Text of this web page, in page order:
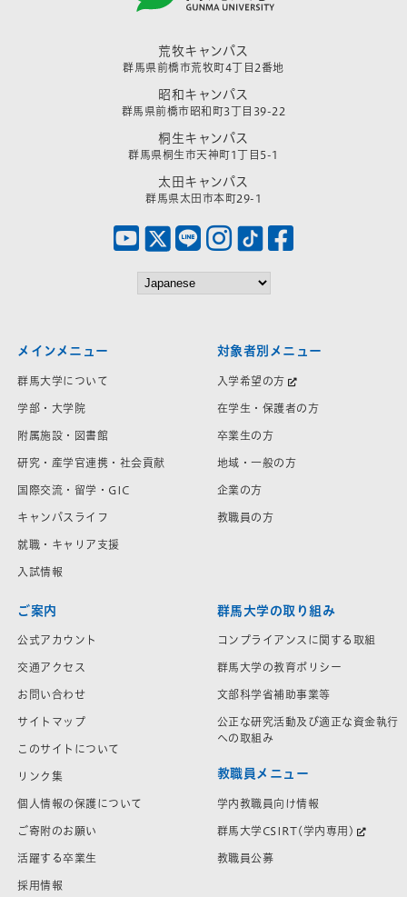
荒牧キャンパス
群馬県前橋市荒牧町4丁目2番地
昭和キャンパス
群馬県前橋市昭和町3丁目39-22
桐生キャンパス
群馬県桐生市天神町1丁目5-1
太田キャンパス
群馬県太田市本町29-1
メインメニュー
群馬大学について
学部・大学院
附属施設・図書館
研究・産学官連携・社会貢献
国際交流・留学・GIC
キャンパスライフ
就職・キャリア支援
入試情報
対象者別メニュー
入学希望の方
在学生・保護者の方
卒業生の方
地域・一般の方
企業の方
教職員の方
ご案内
公式アカウント
交通アクセス
お問い合わせ
サイトマップ
このサイトについて
リンク集
個人情報の保護について
ご寄附のお願い
活躍する卒業生
採用情報
群馬大学の取り組み
コンプライアンスに関する取組
群馬大学の教育ポリシー
文部科学省補助事業等
公正な研究活動及び適正な資金執行
への取組み
教職員メニュー
学内教職員向け情報
群馬大学CSIRT(学内専用)
教職員公募